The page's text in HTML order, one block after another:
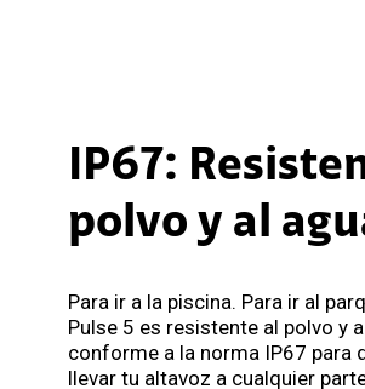
IP67:
polvo y al
Para ir a la piscina. Para ir al
Pulse 5 es resistente al polvo y
conforme a la norma IP67 para
llevar tu altavoz a cualquier